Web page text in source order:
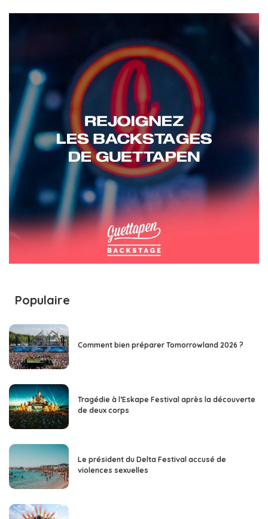
Populaire
Comment bien préparer Tomorrowland 2026 ?
Tragédie à l’Eskape Festival après la découverte
de deux corps
Le président du Delta Festival accusé de
violences sexuelles